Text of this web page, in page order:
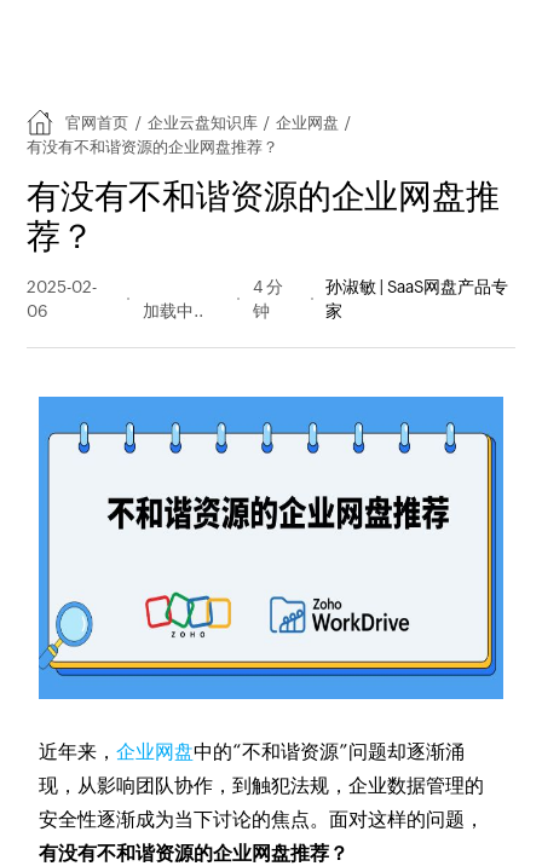
官网首页 / 企业云盘知识库 / 企业网盘 /
有没有不和谐资源的企业网盘推荐？
有没有不和谐资源的企业网盘推
荐？
2025-02-
06
量
4 分
钟
孙淑敏 | SaaS网盘产品专
家
近年来，企业网盘中的“不和谐资源”问题却逐渐涌
现，从影响团队协作，到触犯法规，企业数据管理的
安全性逐渐成为当下讨论的焦点。面对这样的问题，
有没有不和谐资源的企业网盘推荐？